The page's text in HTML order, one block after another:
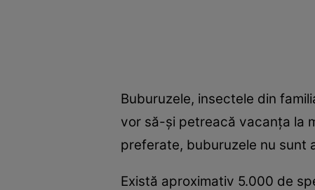
Buburuzele, insectele din
vor să-şi petreacă vacanţa la
preferate, buburuzele nu sunt
Există aproximativ 5.000 de